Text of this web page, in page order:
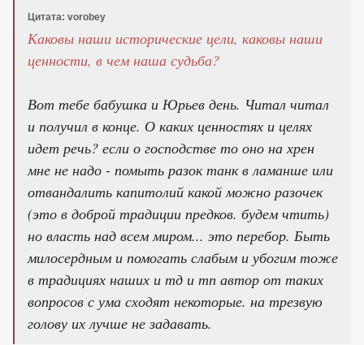
Цитата: vorobey
Каковы наши исторические цели, каковы наши
ценности, в чем наша судьба?
Вот тебе бабушка и Юрьев день. Читал читал
и получил в конце. О каких ценностях и целях
идет речь? если о господстве то оно на хрен
мне не надо - помыть разок танк в ламанше или
отвандалить капитолий какой можно разочек
(это в доброй традиции предков. будем чтить)
но власть над всем миром... это перебор. Быть
милосердным и помогать слабым и убогим тоже
в традициях наших и тд и тп автор от таких
вопросов с ума сходят некоторые. на трезвую
голову их лучше не задавать.